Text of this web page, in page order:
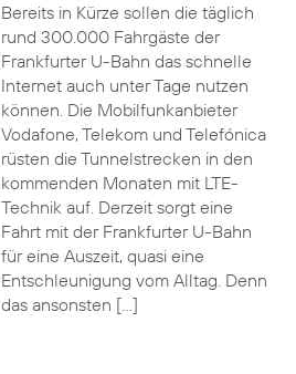
Bereits in Kürze sollen die täglich
rund 300.000 Fahrgäste der
Frankfurter U-Bahn das schnelle
Internet auch unter Tage nutzen
können. Die Mobilfunkanbieter
Vodafone, Telekom und Telefónica
rüsten die Tunnelstrecken in den
kommenden Monaten mit LTE-
Technik auf. Derzeit sorgt eine
Fahrt mit der Frankfurter U-Bahn
für eine Auszeit, quasi eine
Entschleunigung vom Alltag. Denn
das ansonsten […]